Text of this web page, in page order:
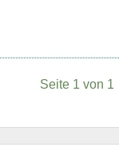
Seite 1 von 1